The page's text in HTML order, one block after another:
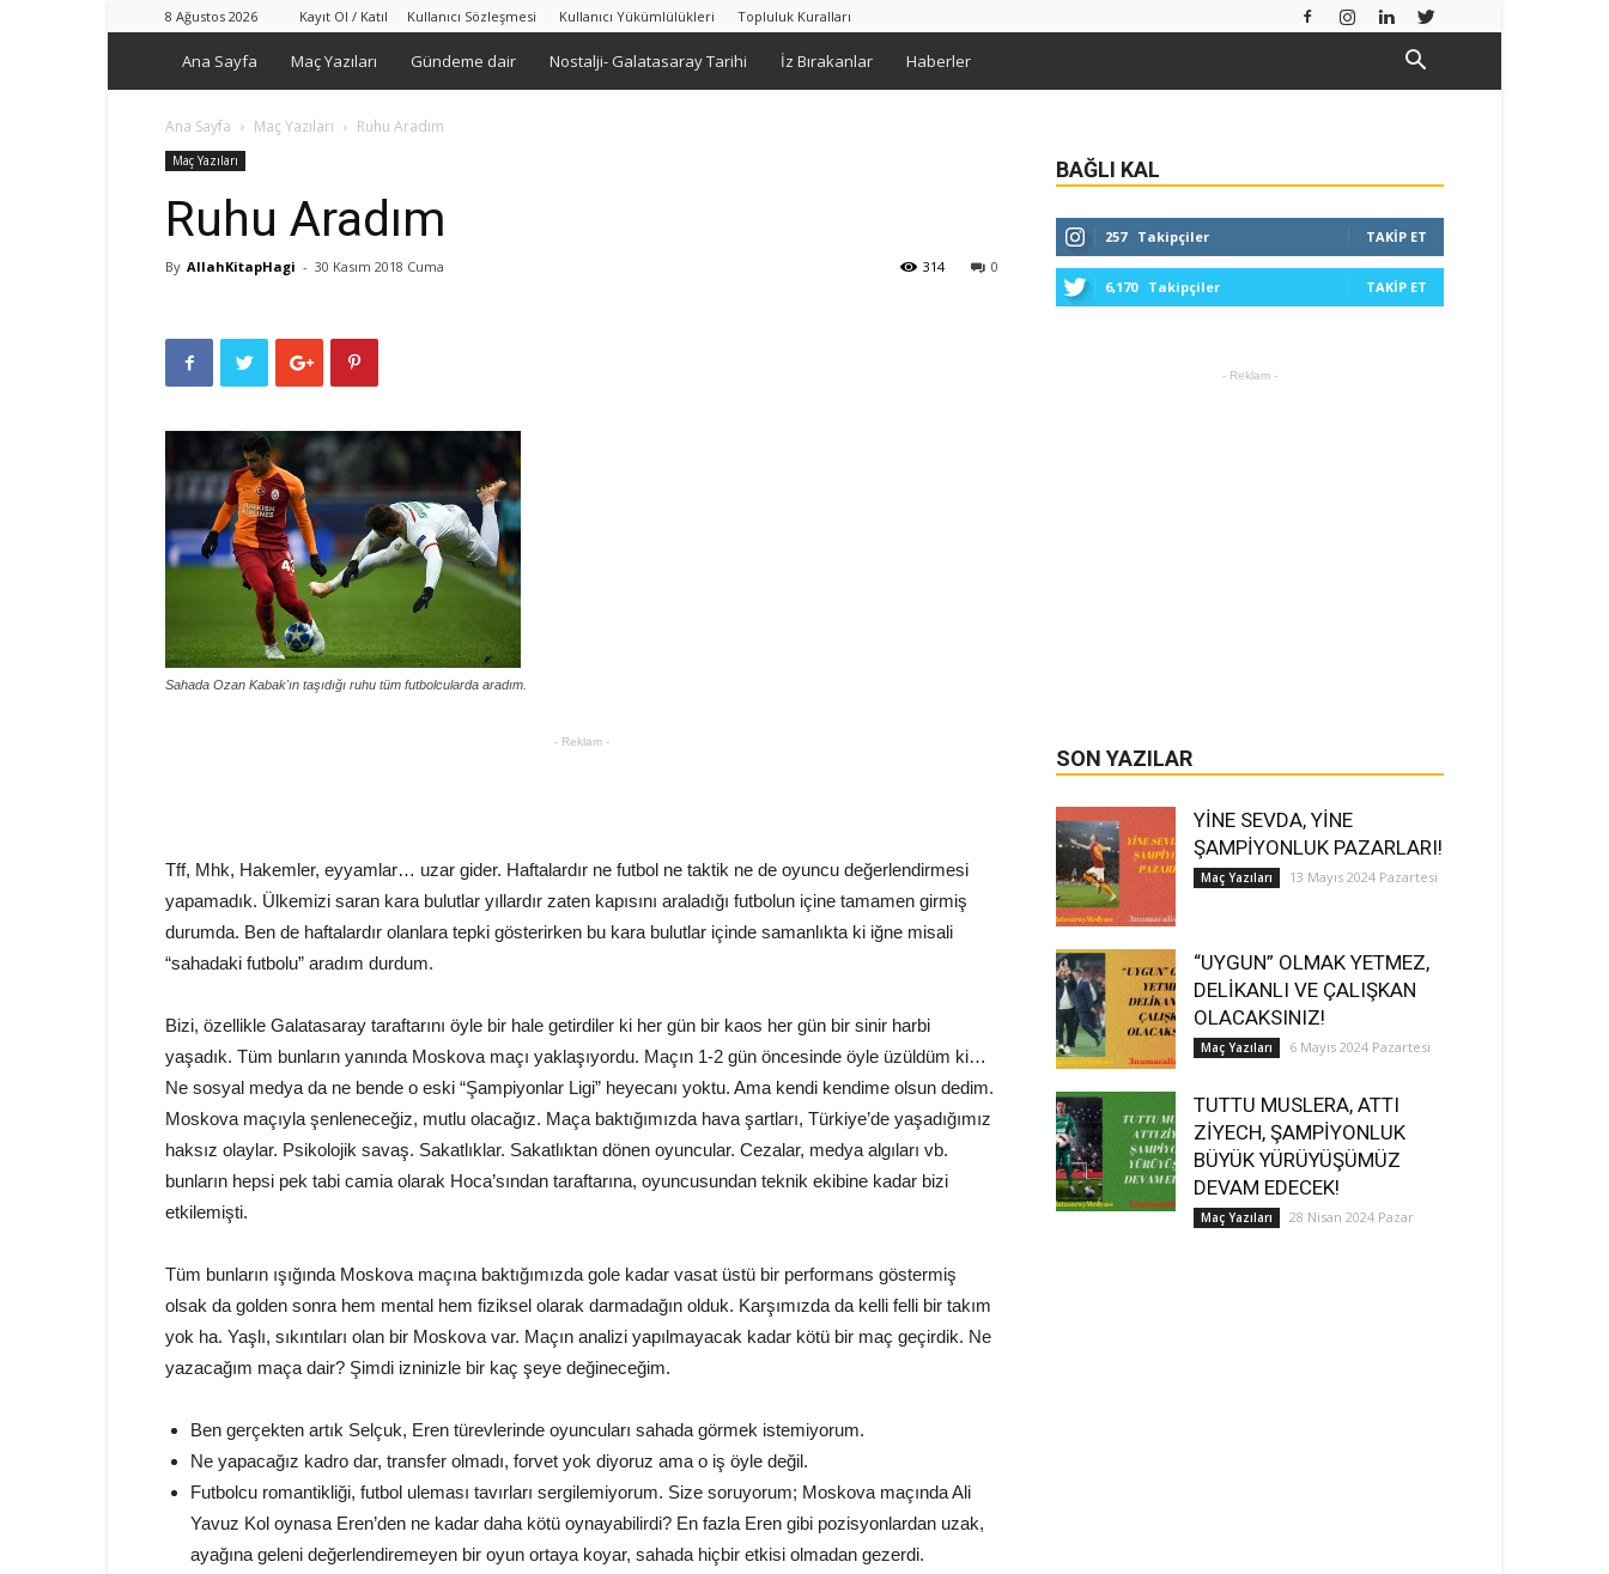
8 Ağustos 2026 Kayıt Ol / Katıl Kullanıcı Sözleşmesi Kullanıcı Yükümlülükleri Topluluk Kuralları
Ana Sayfa Maç Yazıları Gündeme dair Nostalji- Galatasaray Tarihi İz Bırakanlar Haberler
Ana Sayfa Maç Yazıları Ruhu Aradım
Maç Yazıları
Ruhu Aradım
By AllahKitapHagi - 30 Kasım 2018 Cuma 0
314
Sahada Ozan Kabak'ın taşıdığı ruhu tüm futbolcularda aradım.
- Reklam -
Tff, Mhk, Hakemler, eyyamlar… uzar gider. Haftalardır ne futbol ne taktik ne de oyuncu değerlendirmesi
yapamadık. Ülkemizi saran kara bulutlar yıllardır zaten kapısını araladığı futbolun içine tamamen girmiş
durumda. Ben de haftalardır olanlara tepki gösterirken bu kara bulutlar içinde samanlıkta ki iğne misali
“sahadaki futbolu” aradım durdum.
Bizi, özellikle Galatasaray taraftarını öyle bir hale getirdiler ki her gün bir kaos her gün bir sinir harbi
yaşadık. Tüm bunların yanında Moskova maçı yaklaşıyordu. Maçın 1-2 gün öncesinde öyle üzüldüm ki…
Ne sosyal medya da ne bende o eski “Şampiyonlar Ligi” heyecanı yoktu. Ama kendi kendime olsun dedim.
Moskova maçıyla şenleneceğiz, mutlu olacağız. Maça baktığımızda hava şartları, Türkiye’de yaşadığımız
haksız olaylar. Psikolojik savaş. Sakatlıklar. Sakatlıktan dönen oyuncular. Cezalar, medya algıları vb.
bunların hepsi pek tabi camia olarak Hoca’sından taraftarına, oyuncusundan teknik ekibine kadar bizi
etkilemişti.
Tüm bunların ışığında Moskova maçına baktığımızda gole kadar vasat üstü bir performans göstermiş
olsak da golden sonra hem mental hem fiziksel olarak darmadağın olduk. Karşımızda da kelli felli bir takım
yok ha. Yaşlı, sıkıntıları olan bir Moskova var. Maçın analizi yapılmayacak kadar kötü bir maç geçirdik. Ne
yazacağım maça dair? Şimdi izninizle bir kaç şeye değineceğim.
Ben gerçekten artık Selçuk, Eren türevlerinde oyuncuları sahada görmek istemiyorum.
Ne yapacağız kadro dar, transfer olmadı, forvet yok diyoruz ama o iş öyle değil.
Futbolcu romantikliği, futbol uleması tavırları sergilemiyorum. Size soruyorum; Moskova maçında Ali
Yavuz Kol oynasa Eren’den ne kadar daha kötü oynayabilirdi? En fazla Eren gibi pozisyonlardan uzak,
ayağına geleni değerlendiremeyen bir oyun ortaya koyar, sahada hiçbir etkisi olmadan gezerdi.
BAĞLI KAL
257 Takipçiler TAKIP ET
6,170 Takipçiler TAKIP ET
- Reklam -
SON YAZILAR
YİNE SEVDA, YİNE
ŞAMPİYONLUK PAZARLARI!
Maç Yazıları 13 Mayıs 2024 Pazartesi
“UYGUN” OLMAK YETMEZ,
DELİKANLI VE ÇALIŞKAN
OLACAKSINIZ!
Maç Yazıları 6 Mayıs 2024 Pazartesi
TUTTU MUSLERA, ATTI
ZİYECH, ŞAMPİYONLUK
BÜYÜK YÜRÜYÜŞÜMÜZ
DEVAM EDECEK!
Maç Yazıları 28 Nisan 2024 Pazar